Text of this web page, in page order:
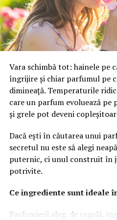
Iridex Group Plastic a
implementarii proiectului de
productie mase plastice
NU RATATI
bio!
Reducerea consumului de
inovative
Unul dintre cele mai mari
consumului de apă. În mod
folosesc o cantitate
curăța reziduurile, ceea ce
a resurselor de apă. Însă,
dezvoltarea unor sisteme mai
Toaletele moderne sunt
reducere a consumului de
reglabile sau sistemele de flux
mai puțină apă decât
funcționa fără apă deloc,
transformare în compost sau
Vara schimbă tot: hainele pe
îngrijire și chiar parfumul pe
dimineață. Temperaturile
care un parfum evoluează pe
și grele pot deveni
Dacă ești în căutarea unui
secretul nu este să alegi
puternic, ci unul construit în
potrivite.
Ce ingrediente sunt ideale
Parfumierii aleg, de regulă,